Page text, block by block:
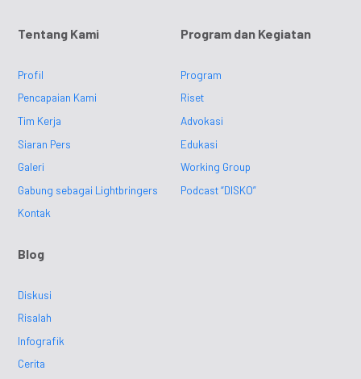
Tentang Kami
Profil
Pencapaian Kami
Tim Kerja
Siaran Pers
Galeri
Gabung sebagai Lightbringers
Kontak
Program dan Kegiatan
Program
Riset
Advokasi
Edukasi
Working Group
Podcast “DISKO”
Blog
Diskusi
Risalah
Infografik
Cerita